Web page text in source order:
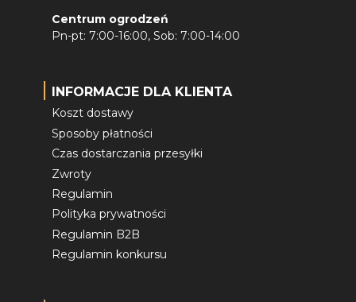
Centrum ogrodzeń
Pn-pt: 7:00-16:00, Sob: 7:00-14:00
INFORMACJE DLA KLIENTA
Koszt dostawy
Sposoby płatności
Czas dostarczania przesyłki
Zwroty
Regulamin
Polityka prywatności
Regulamin B2B
Regulamin konkursu